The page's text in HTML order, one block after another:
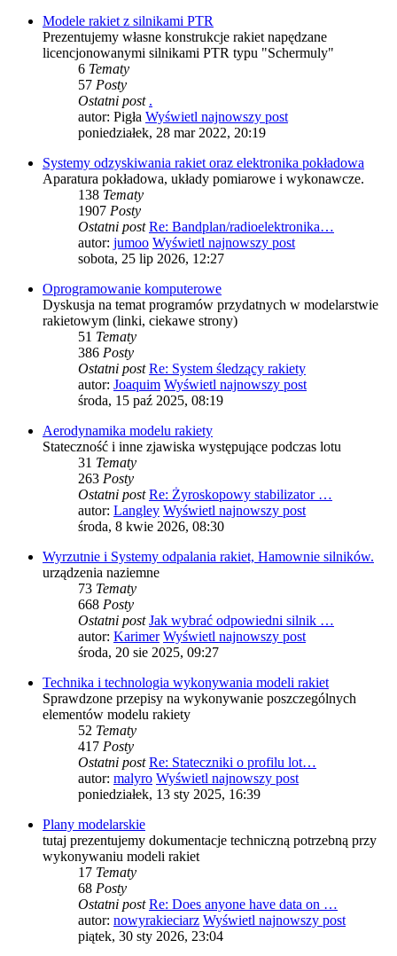
Modele rakiet z silnikami PTR
Prezentujemy własne konstrukcje rakiet napędzane
licencjonowanymi silnikami PTR typu "Schermuly"
6 Tematy
57 Posty
Ostatni post .
autor: Pigła Wyświetl najnowszy post
poniedziałek, 28 mar 2022, 20:19
Systemy odzyskiwania rakiet oraz elektronika pokładowa
Aparatura pokładowa, układy pomiarowe i wykonawcze.
138 Tematy
1907 Posty
Ostatni post Re: Bandplan/radioelektronika…
autor: jumoo Wyświetl najnowszy post
sobota, 25 lip 2026, 12:27
Oprogramowanie komputerowe
Dyskusja na temat programów przydatnych w modelarstwie
rakietowym (linki, ciekawe strony)
51 Tematy
386 Posty
Ostatni post Re: System śledzący rakiety
autor: Joaquim Wyświetl najnowszy post
środa, 15 paź 2025, 08:19
Aerodynamika modelu rakiety
Stateczność i inne zjawiska występujące podczas lotu
31 Tematy
263 Posty
Ostatni post Re: Żyroskopowy stabilizator …
autor: Langley Wyświetl najnowszy post
środa, 8 kwie 2026, 08:30
Wyrzutnie i Systemy odpalania rakiet, Hamownie silników.
urządzenia naziemne
73 Tematy
668 Posty
Ostatni post Jak wybrać odpowiedni silnik …
autor: Karimer Wyświetl najnowszy post
środa, 20 sie 2025, 09:27
Technika i technologia wykonywania modeli rakiet
Sprawdzone przepisy na wykonywanie poszczególnych
elementów modelu rakiety
52 Tematy
417 Posty
Ostatni post Re: Stateczniki o profilu lot…
autor: malyro Wyświetl najnowszy post
poniedziałek, 13 sty 2025, 16:39
Plany modelarskie
tutaj prezentujemy dokumentacje techniczną potrzebną przy
wykonywaniu modeli rakiet
17 Tematy
68 Posty
Ostatni post Re: Does anyone have data on …
autor: nowyrakieciarz Wyświetl najnowszy post
piątek, 30 sty 2026, 23:04